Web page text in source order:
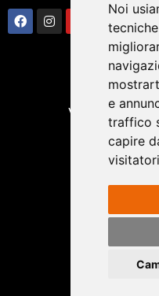
Noi
e
traffico
capire
Via Paolo
Via Roma, 41
T.:
PRIVACY